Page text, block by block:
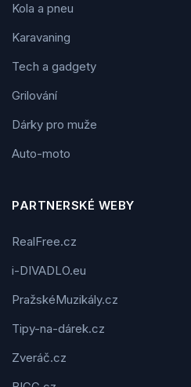
Kola a pneu
Karavaning
Tech a gadgety
Grilování
Dárky pro muže
Auto-moto
PARTNERSKÉ WEBY
RealFree.cz
i-DIVADLO.eu
PražskéMuzikály.cz
Tipy-na-dárek.cz
Zveráč.cz